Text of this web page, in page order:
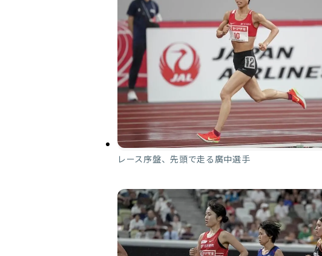
レース序盤、先頭で走る廣中選手